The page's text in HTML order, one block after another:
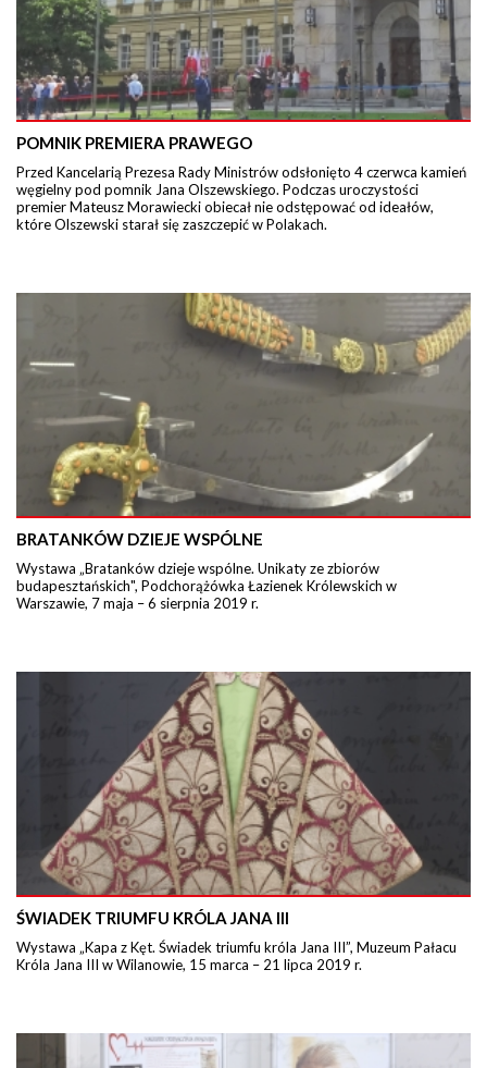
POMNIK PREMIERA PRAWEGO
Przed Kancelarią Prezesa Rady Ministrów odsłonięto 4 czerwca kamień
węgielny pod pomnik Jana Olszewskiego. Podczas uroczystości
premier Mateusz Morawiecki obiecał nie odstępować od ideałów,
które Olszewski starał się zaszczepić w Polakach.
BRATANKÓW DZIEJE WSPÓLNE
Wystawa „Bratanków dzieje wspólne. Unikaty ze zbiorów
budapesztańskich", Podchorążówka Łazienek Królewskich w
Warszawie, 7 maja – 6 sierpnia 2019 r.
ŚWIADEK TRIUMFU KRÓLA JANA III
Wystawa „Kapa z Kęt. Świadek triumfu króla Jana III”, Muzeum Pałacu
Króla Jana III w Wilanowie, 15 marca – 21 lipca 2019 r.